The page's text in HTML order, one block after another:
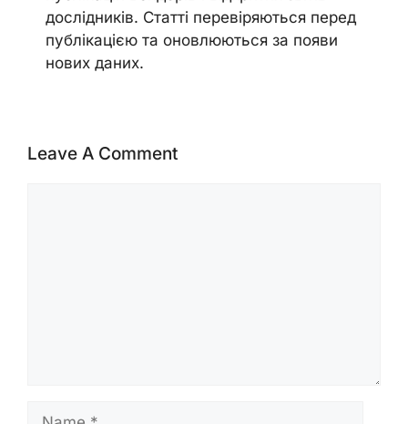
дослідників. Статті перевіряються перед
публікацією та оновлюються за появи
нових даних.
Leave A Comment